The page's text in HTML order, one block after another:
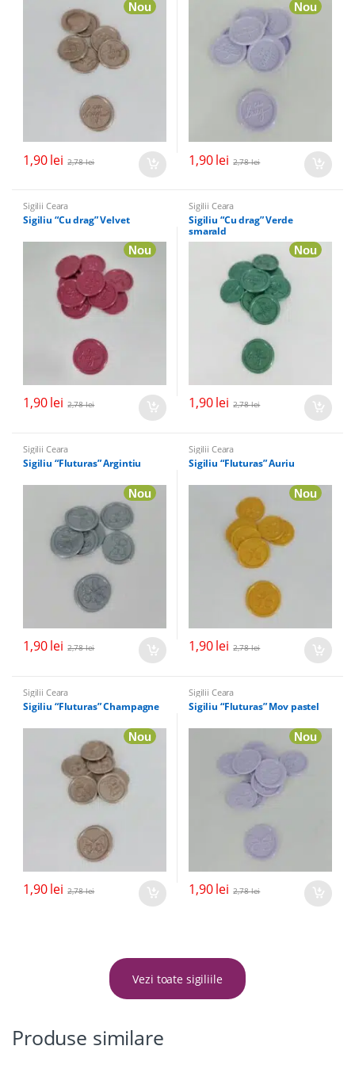
Nou
1,90lei 2,78lei
Nou
1,90lei 2,78lei
Sigilii Ceara
Sigiliu “Cu drag” Velvet
Nou
1,90lei 2,78lei
Sigilii Ceara
Sigiliu “Cu drag” Verde
smarald
Nou
1,90lei 2,78lei
Sigilii Ceara
Sigiliu “Fluturas” Argintiu
Nou
1,90lei 2,78lei
Sigilii Ceara
Sigiliu “Fluturas” Auriu
Nou
1,90lei 2,78lei
Sigilii Ceara
Sigiliu “Fluturas” Champagne
Nou
1,90lei 2,78lei
Sigilii Ceara
Sigiliu “Fluturas” Mov pastel
Nou
1,90lei 2,78lei
Vezi toate sigiliile
Produse similare